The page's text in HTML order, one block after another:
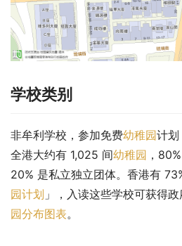
学校类别
非牟利学校，参加免费幼稚园计划
全港大约有 1,025 间幼稚园 ，
20% 是私立独立团体。香港有
园计划 」，入读这些学校可获得政
园分布图表。